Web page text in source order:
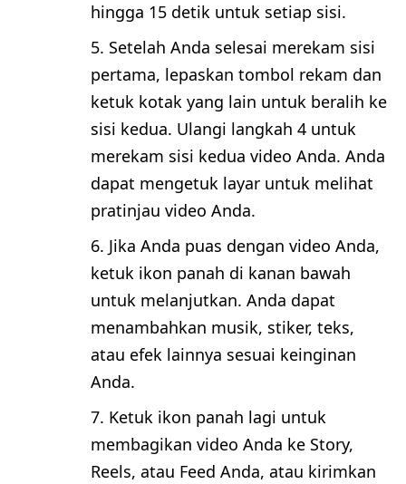
hingga 15 detik untuk setiap sisi.
Setelah Anda selesai merekam sisi
pertama, lepaskan tombol rekam dan
ketuk kotak yang lain untuk beralih ke
sisi kedua. Ulangi langkah 4 untuk
merekam sisi kedua video Anda. Anda
dapat mengetuk layar untuk melihat
pratinjau video Anda.
Jika Anda puas dengan video Anda,
ketuk ikon panah di kanan bawah
untuk melanjutkan. Anda dapat
menambahkan musik, stiker, teks,
atau efek lainnya sesuai keinginan
Anda.
Ketuk ikon panah lagi untuk
membagikan video Anda ke Story,
Reels, atau Feed Anda, atau kirimkan